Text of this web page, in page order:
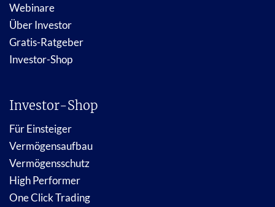
Webinare
Über Investor
Gratis-Ratgeber
Investor-Shop
Investor-Shop
Für Einsteiger
Vermögensaufbau
Vermögensschutz
High Performer
One Click Trading